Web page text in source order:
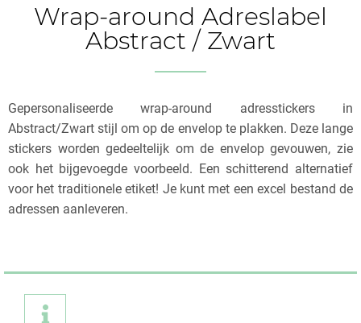
Wrap-around Adreslabel
Abstract / Zwart
Gepersonaliseerde wrap-around adresstickers in
Abstract/Zwart stijl om op de envelop te plakken. Deze lange
stickers worden gedeeltelijk om de envelop gevouwen, zie
ook het bijgevoegde voorbeeld. Een schitterend alternatief
voor het traditionele etiket! Je kunt met een excel bestand de
adressen aanleveren.